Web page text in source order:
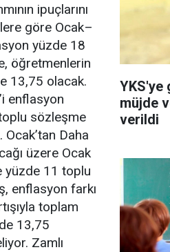
ipuçlarını
göre Ocak–
yüzde 18
öğretmenlerin
13,75 olacak.
enflasyon
sözleşme
Ocak’tan Daha
üzere Ocak
yüzde 11 toplu
enflasyon farkı
toplam
13,75
Zamlı
YKS'ye
müjde
verildi